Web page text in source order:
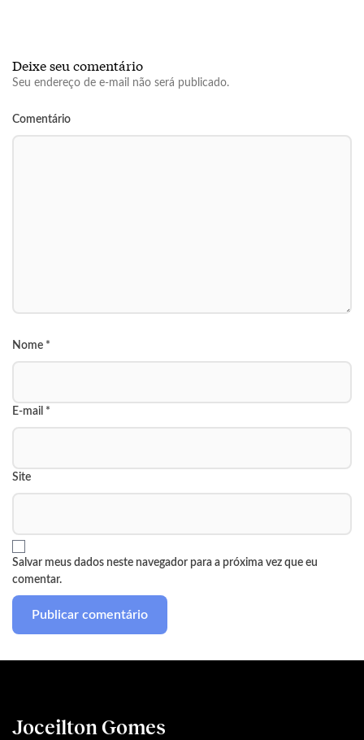
Deixe seu comentário
Seu endereço de e-mail não será publicado.
Comentário
Nome *
E-mail *
Site
Salvar meus dados neste navegador para a próxima vez que eu
comentar.
Joceilton Gomes